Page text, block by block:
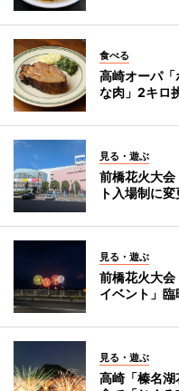
食べる
高崎オーパ
な肉」2キロ
見る・遊ぶ
前橋花火大
ト入場制に変
見る・遊ぶ
前橋花火大
イベント」
見る・遊ぶ
高崎「榛名